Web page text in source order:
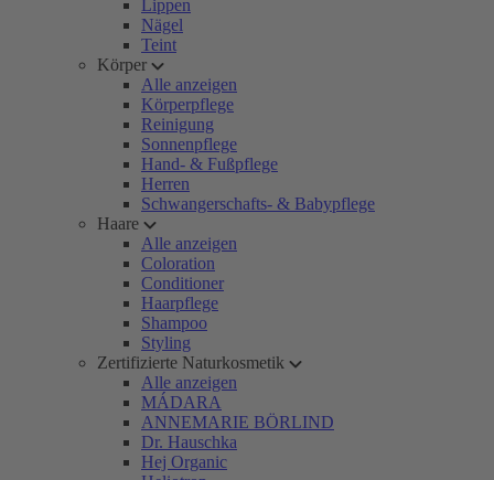
Lippen
Nägel
Teint
Körper
Alle anzeigen
Körperpflege
Reinigung
Sonnenpflege
Hand- & Fußpflege
Herren
Schwangerschafts- & Babypflege
Haare
Alle anzeigen
Coloration
Conditioner
Haarpflege
Shampoo
Styling
Zertifizierte Naturkosmetik
Alle anzeigen
MÁDARA
ANNEMARIE BÖRLIND
Dr. Hauschka
Hej Organic